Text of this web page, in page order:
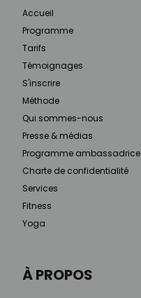
À PROPOS
Accueil
Programme
Tarifs
Témoignages
S'inscrire
Méthode
Qui sommes-nous
Presse & médias
Programme ambassadrice
Charte de confidentialité
Services
Fitness
Yoga